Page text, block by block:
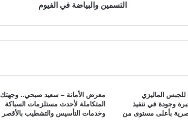
ت
ب
ر
ي
التسمين والبياضة في الفيوم
الماليزي
وجودة في تنفيذ
بأعلى مستوى من
معرض الأمانة – سعيد صبحي.. وجهتك
المتكاملة لأحدث مستلزمات السباكة
وخدمات التأسيس والتشطيب بالأقصر